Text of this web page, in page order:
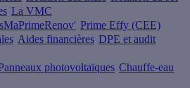
La VMC
MaPrimeRenov' Prime Effy (CEE)
Aides financières DPE et audit
photovoltaïques Chauffe-eau